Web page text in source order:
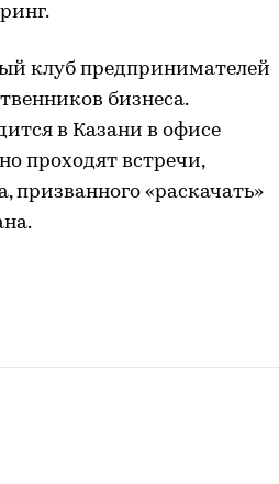
клуб предпринимателей
бизнеса.
в Казани в офисе
проходят встречи,
призванного «раскачать»